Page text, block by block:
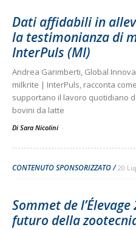
Dati affidabili in
la testimonianza di
InterPuls (MI)
Andrea Garimberti, Global
milkrite | InterPuls, racconta
supportano il lavoro quotidiano
bovini da latte
Di Sara Nicolini -
CONTENUTO SPONSORIZZATO 20
Sommet de
futuro della